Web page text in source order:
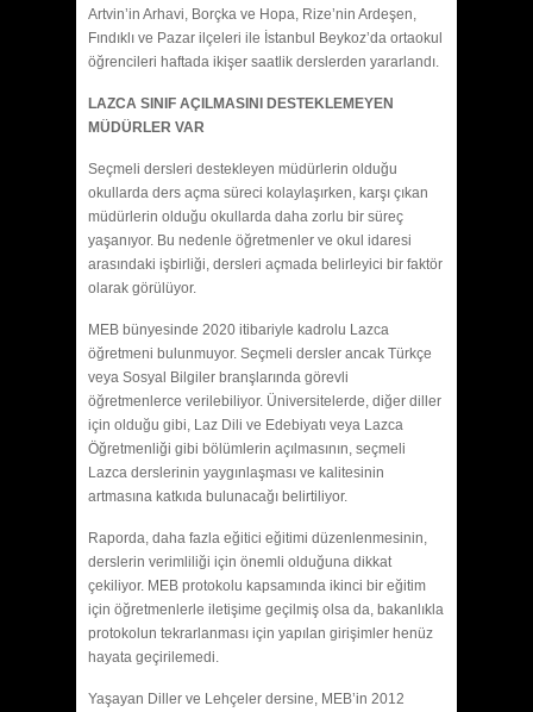
Artvin’in Arhavi, Borçka ve Hopa, Rize’nin Ardeşen,
Fındıklı ve Pazar ilçeleri ile İstanbul Beykoz’da ortaokul
öğrencileri haftada ikişer saatlik derslerden yararlandı.
LAZCA SINIF AÇILMASINI DESTEKLEMEYEN
MÜDÜRLER VAR
Seçmeli dersleri destekleyen müdürlerin olduğu
okullarda ders açma süreci kolaylaşırken, karşı çıkan
müdürlerin olduğu okullarda daha zorlu bir süreç
yaşanıyor. Bu nedenle öğretmenler ve okul idaresi
arasındaki işbirliği, dersleri açmada belirleyici bir faktör
olarak görülüyor.
MEB bünyesinde 2020 itibariyle kadrolu Lazca
öğretmeni bulunmuyor. Seçmeli dersler ancak Türkçe
veya Sosyal Bilgiler branşlarında görevli
öğretmenlerce verilebiliyor. Üniversitelerde, diğer diller
için olduğu gibi, Laz Dili ve Edebiyatı veya Lazca
Öğretmenliği gibi bölümlerin açılmasının, seçmeli
Lazca derslerinin yaygınlaşması ve kalitesinin
artmasına katkıda bulunacağı belirtiliyor.
Raporda, daha fazla eğitici eğitimi düzenlenmesinin,
derslerin verimliliği için önemli olduğuna dikkat
çekiliyor. MEB protokolu kapsamında ikinci bir eğitim
için öğretmenlerle iletişime geçilmiş olsa da, bakanlıkla
protokolun tekrarlanması için yapılan girişimler henüz
hayata geçirilemedi.
Yaşayan Diller ve Lehçeler dersine, MEB’in 2012